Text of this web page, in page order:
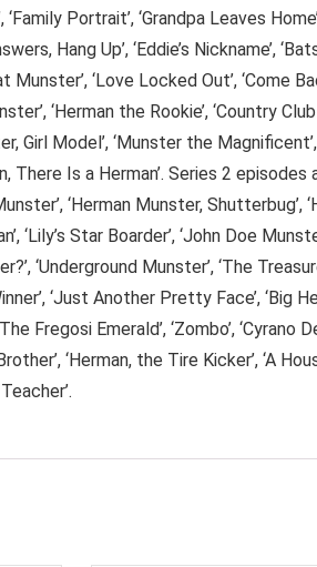
Portrait’, ‘Grandpa Leaves
Hang Up’, ‘Eddie’s Nickname’,
Munster’, ‘Love Locked Out’, ‘Come
‘Herman the Rookie’, ‘Country
Girl Model’, ‘Munster the Magnificent’,
There Is a Herman’. Series 2
‘Herman Munster, Shutterbug’,
‘Lily’s Star Boarder’, ‘John Doe
‘Underground Munster’, ‘The
‘Just Another Pretty Face’, ‘Big
Fregosi Emerald’, ‘Zombo’,
‘Herman, the Tire Kicker’, ‘A